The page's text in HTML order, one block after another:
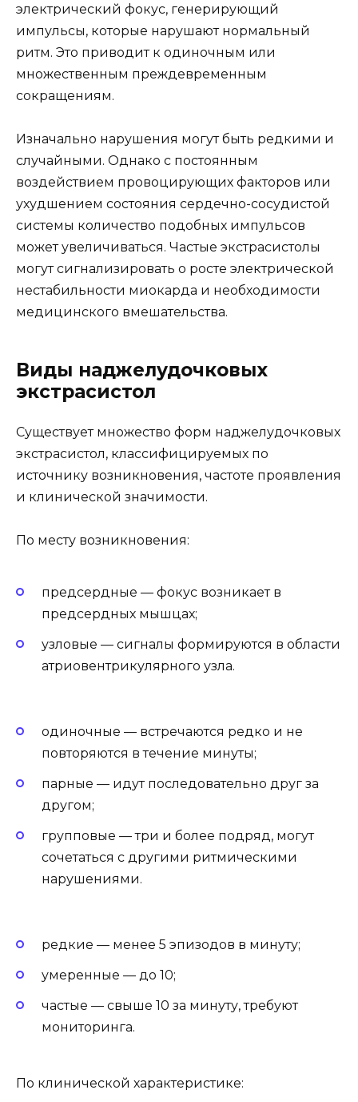
электрический фокус, генерирующий
импульсы, которые нарушают нормальный
ритм. Это приводит к одиночным или
множественным преждевременным
сокращениям.
Изначально нарушения могут быть редкими и
случайными. Однако с постоянным
воздействием провоцирующих факторов или
ухудшением состояния сердечно-сосудистой
системы количество подобных импульсов
может увеличиваться. Частые экстрасистолы
могут сигнализировать о росте электрической
нестабильности миокарда и необходимости
медицинского вмешательства.
Виды наджелудочковых
экстрасистол
Существует множество форм наджелудочковых
экстрасистол, классифицируемых по
источнику возникновения, частоте проявления
и клинической значимости.
По месту возникновения:
предсердные — фокус возникает в
предсердных мышцах;
узловые — сигналы формируются в области
атриовентрикулярного узла.
одиночные — встречаются редко и не
повторяются в течение минуты;
парные — идут последовательно друг за
другом;
групповые — три и более подряд, могут
сочетаться с другими ритмическими
нарушениями.
редкие — менее 5 эпизодов в минуту;
умеренные — до 10;
частые — свыше 10 за минуту, требуют
мониторинга.
По клинической характеристике: